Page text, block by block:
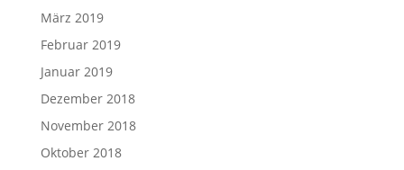
März 2019
Februar 2019
Januar 2019
Dezember 2018
November 2018
Oktober 2018